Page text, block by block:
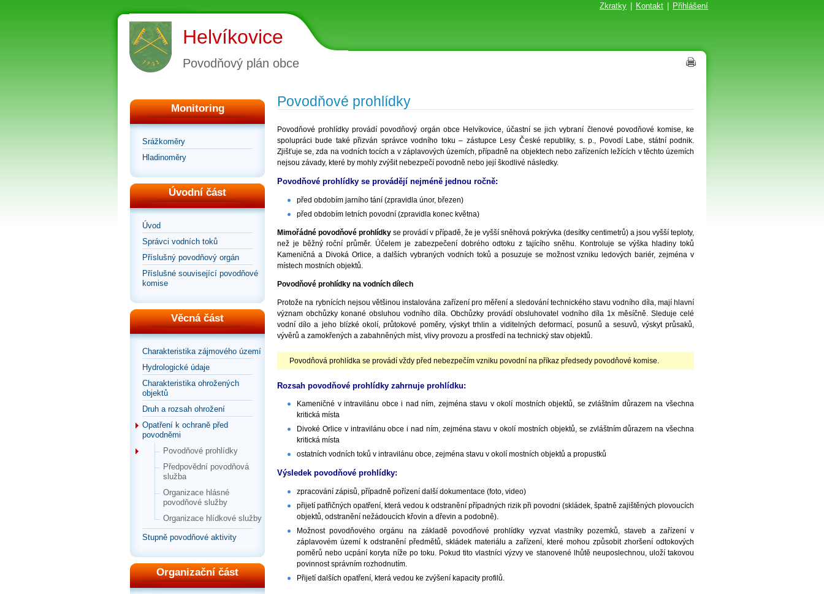
Zkratky Kontakt Přihlášení
Helvíkovice
Povodňový plán obce
Monitoring
Srážkoměry
Hladinoměry
Úvodní část
Úvod
Správci vodních toků
Příslušný povodňový orgán
Příslušné související povodňové
komise
Věcná část
Charakteristika zájmového území
Hydrologické údaje
Charakteristika ohrožených
objektů
Druh a rozsah ohrožení
Opatření k ochraně před
povodněmi
Povodňové prohlídky
Předpovědní povodňová
služba
Organizace hlásné
povodňové služby
Organizace hlídkové služby
Stupně povodňové aktivity
Organizační část
Povodňové prohlídky
Povodňové prohlídky provádí povodňový orgán obce Helvíkovice, účastní se jich vybraní členové povodňové komise, ke
spolupráci bude také přizván správce vodního toku – zástupce Lesy České republiky, s. p., Povodí Labe, státní podnik.
Zjišťuje se, zda na vodních tocích a v záplavových územích, případně na objektech nebo zařízeních ležících v těchto územích
nejsou závady, které by mohly zvýšit nebezpečí povodně nebo její škodlivé následky.
Povodňové prohlídky se provádějí nejméně jednou ročně:
před obdobím jarního tání (zpravidla únor, březen)
před obdobím letních povodní (zpravidla konec května)
Mimořádné povodňové prohlídky se provádí v případě, že je vyšší sněhová pokrývka (desítky centimetrů) a jsou vyšší teploty,
než je běžný roční průměr. Účelem je zabezpečení dobrého odtoku z tajícího sněhu. Kontroluje se výška hladiny toků
Kameničná a Divoká Orlice, a dalších vybraných vodních toků a posuzuje se možnost vzniku ledových bariér, zejména v
místech mostních objektů.
Povodňové prohlídky na vodních dílech
Protože na rybnících nejsou většinou instalována zařízení pro měření a sledování technického stavu vodního díla, mají hlavní
význam obchůzky konané obsluhou vodního díla. Obchůzky provádí obsluhovatel vodního díla 1x měsíčně. Sleduje celé
vodní dílo a jeho blízké okolí, průtokové poměry, výskyt trhlin a viditelných deformací, posunů a sesuvů, výskyt průsaků,
vývěrů a zamokřených a zabahněných míst, vlivy provozu a prostředí na technický stav objektů.
Povodňová prohlídka se provádí vždy před nebezpečím vzniku povodní na příkaz předsedy povodňové komise.
Rozsah povodňové prohlídky zahrnuje prohlídku:
Kameničné v intravilánu obce i nad ním, zejména stavu v okolí mostních objektů, se zvláštním důrazem na všechna
kritická místa
Divoké Orlice v intravilánu obce i nad ním, zejména stavu v okolí mostních objektů, se zvláštním důrazem na všechna
kritická místa
ostatních vodních toků v intravilánu obce, zejména stavu v okolí mostních objektů a propustků
Výsledek povodňové prohlídky:
zpracování zápisů, případně pořízení další dokumentace (foto, video)
přijetí patřičných opatření, která vedou k odstranění případných rizik při povodni (skládek, špatně zajištěných plovoucích
objektů, odstranění nežádoucích křovin a dřevin a podobně).
Možnost povodňového orgánu na základě povodňové prohlídky vyzvat vlastníky pozemků, staveb a zařízení v
záplavovém území k odstranění předmětů, skládek materiálu a zařízení, které mohou způsobit zhoršení odtokových
poměrů nebo ucpání koryta níže po toku. Pokud tito vlastníci výzvy ve stanovené lhůtě neuposlechnou, uloží takovou
povinnost správním rozhodnutím.
Přijetí dalších opatření, která vedou ke zvýšení kapacity profilů.